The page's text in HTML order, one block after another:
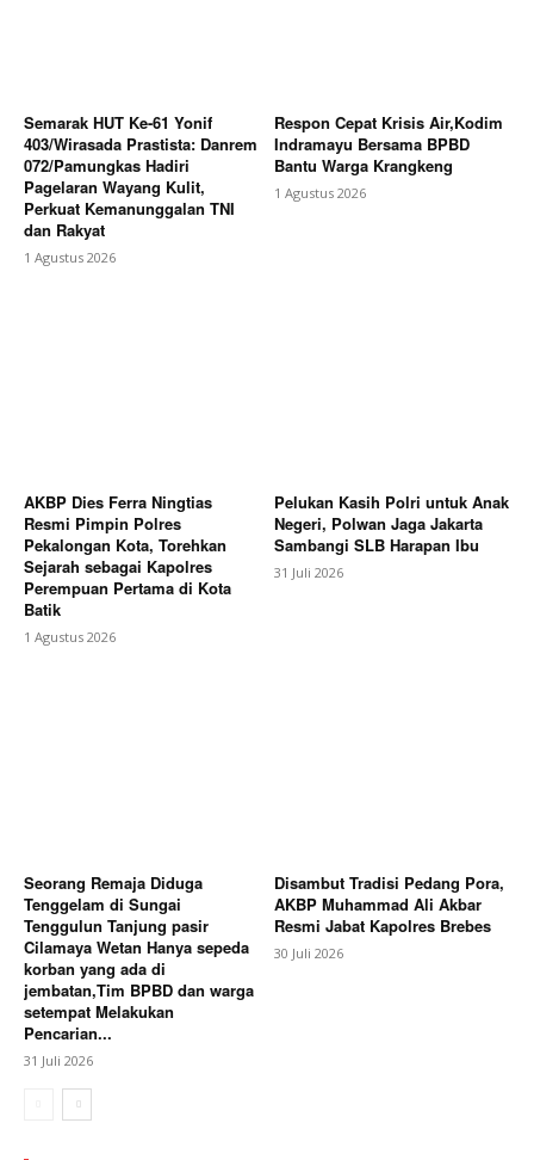
Semarak HUT Ke-61 Yonif
403/Wirasada Prastista: Danrem
072/Pamungkas Hadiri
Pagelaran Wayang Kulit,
Perkuat Kemanunggalan TNI
dan Rakyat
1 Agustus 2026
Respon Cepat Krisis Air,Kodim
Indramayu Bersama BPBD
Bantu Warga Krangkeng
1 Agustus 2026
AKBP Dies Ferra Ningtias
Resmi Pimpin Polres
Pekalongan Kota, Torehkan
Sejarah sebagai Kapolres
Perempuan Pertama di Kota
Batik
1 Agustus 2026
Pelukan Kasih Polri untuk Anak
Negeri, Polwan Jaga Jakarta
Sambangi SLB Harapan Ibu
31 Juli 2026
Seorang Remaja Diduga
Tenggelam di Sungai
Tenggulun Tanjung pasir
Cilamaya Wetan Hanya sepeda
korban yang ada di
jembatan,Tim BPBD dan warga
setempat Melakukan
Pencarian...
31 Juli 2026
Disambut Tradisi Pedang Pora,
AKBP Muhammad Ali Akbar
Resmi Jabat Kapolres Brebes
30 Juli 2026